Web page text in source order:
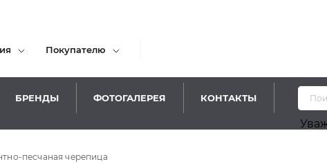
Покупателю
БРЕНДЫ ФОТОГАЛЕРЕЯ КОНТАКТЫ
Уважаемые
песчаная черепица